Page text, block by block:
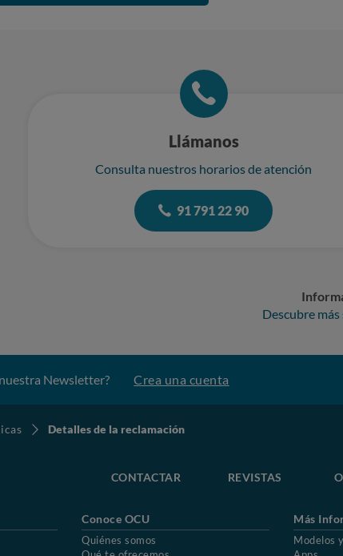
Llámanos
Consulta nuestros horarios de atención
91 791 22 90
Descubre
Newsletter? Crea una cuenta
Detalles de la reclamación
CONTACTAR REVISTAS
Conoce OCU
Quiénes somos
Más
Modelos